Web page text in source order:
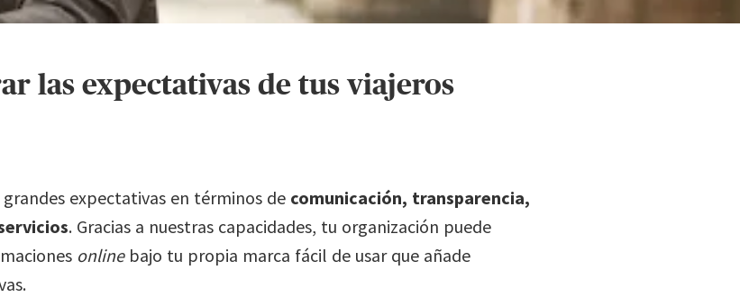
las expectativas de tus viajeros
expectativas en términos de comunicación, transparencia,
. Gracias a nuestras capacidades, tu organización puede
onlinebajo tu propia marca fácil de usar que añade